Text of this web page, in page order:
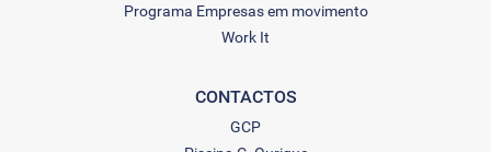
Programa Empresas em movimento
Work It
CONTACTOS
GCP